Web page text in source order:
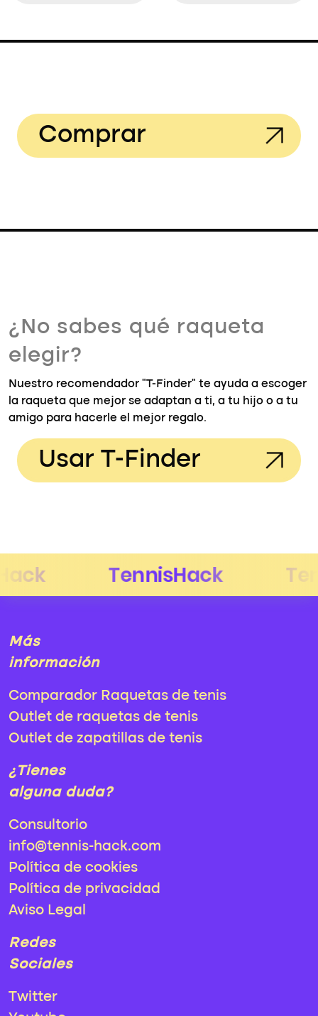
Comprar
¿No sabes qué raqueta
elegir?
Nuestro recomendador "T-Finder" te ayuda a escoger
la raqueta que mejor se adaptan a ti, a tu hijo o a tu
amigo para hacerle el mejor regalo.
Usar T-Finder
Más
información
Comparador Raquetas de tenis
Outlet de raquetas de tenis
Outlet de zapatillas de tenis
¿Tienes
alguna duda?
Consultorio
info@tennis-hack.com
Política de cookies
Política de privacidad
Aviso Legal
Redes
Sociales
Twitter